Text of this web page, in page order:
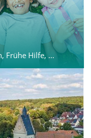
Frühe Hilfe, ...